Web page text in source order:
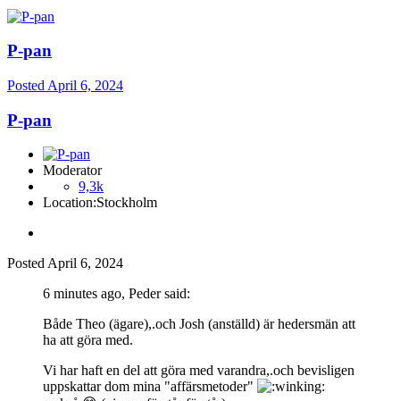
P-pan
Posted April 6, 2024
P-pan
Moderator
9,3k
Location:Stockholm
PostedApril 6, 2024
6 minutes ago, Peder said:
Både Theo (ägare),.och Josh (anställd) är hedersmän att
ha att göra med.
Vi har haft en del att göra med varandra,.och bevisligen
uppskattar dom mina "affärsmetoder"